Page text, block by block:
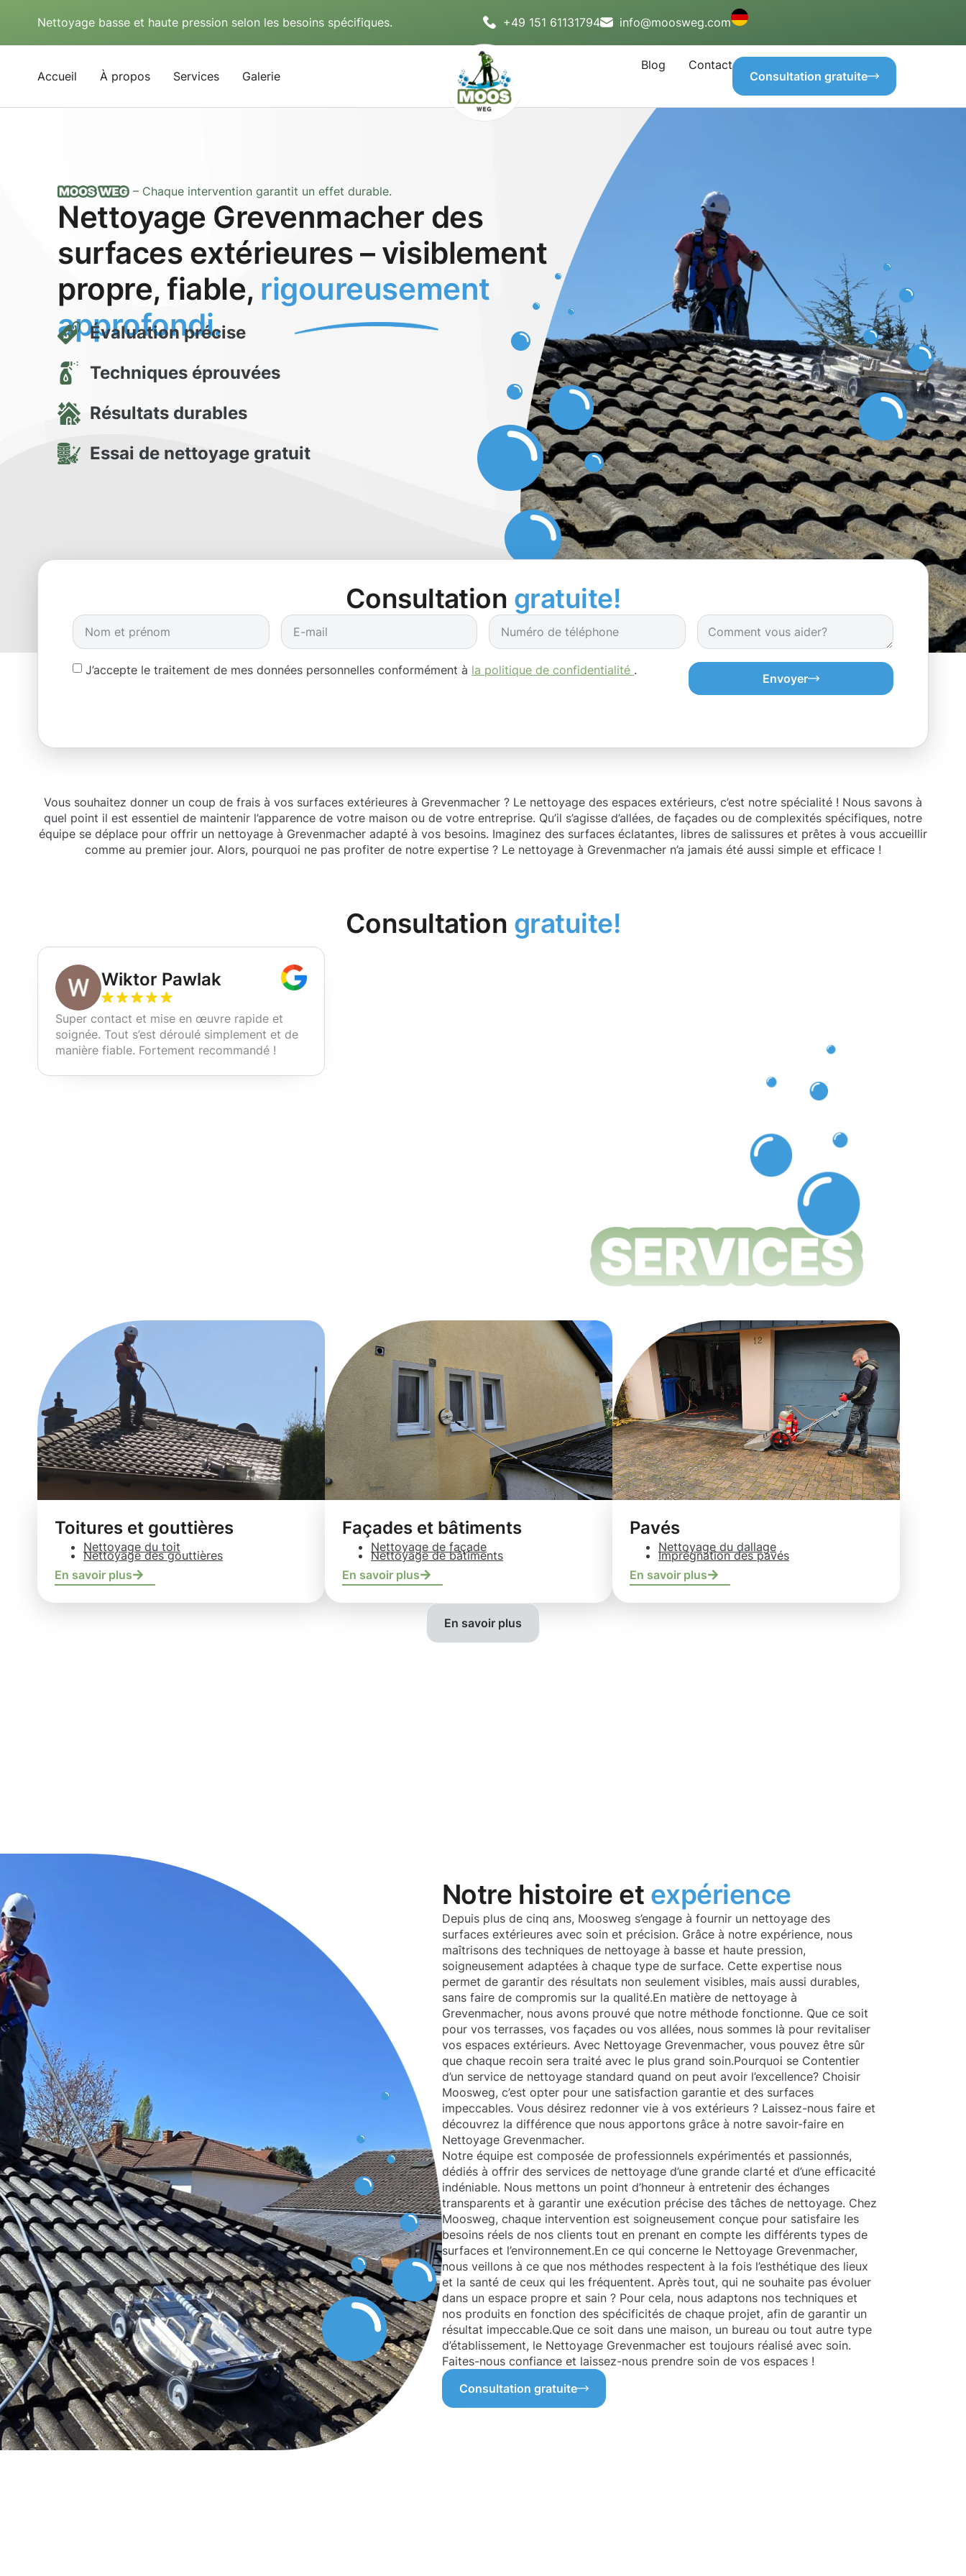
Nettoyage basse et haute pression selon les besoins spécifiques. +49 151 61131794 info@moosweg.com
Accueil À propos Services Galerie
Blog
Contact
Consultation gratuite
– Chaque intervention garantit un effet durable.
Nettoyage Grevenmacher des
surfaces extérieures – visiblement
propre, fiable, rigoureusement
approfondi.
Évaluation précise
Techniques éprouvées
Résultats durables
Essai de nettoyage gratuit
Consultation gratuite!
J’accepte le traitement de mes données personnelles conformément à la politique de confidentialité .
Envoyer
Vous souhaitez donner un coup de frais à vos surfaces extérieures à Grevenmacher ? Le nettoyage des espaces extérieurs, c’est notre spécialité ! Nous savons à
quel point il est essentiel de maintenir l’apparence de votre maison ou de votre entreprise. Qu’il s’agisse d’allées, de façades ou de complexités spécifiques, notre
équipe se déplace pour offrir un nettoyage à Grevenmacher adapté à vos besoins. Imaginez des surfaces éclatantes, libres de salissures et prêtes à vous accueillir
comme au premier jour. Alors, pourquoi ne pas profiter de notre expertise ? Le nettoyage à Grevenmacher n’a jamais été aussi simple et efficace !
Consultation gratuite!
Wiktor Pawlak
Super contact et mise en œuvre rapide et
soignée. Tout s’est déroulé simplement et de
manière fiable. Fortement recommandé !
Toitures et gouttières
Nettoyage du toit
Nettoyage des gouttières
En savoir plus
Façades et bâtiments
Nettoyage de façade
Nettoyage de bâtiments
En savoir plus
Pavés
Nettoyage du dallage
Imprégnation des pavés
En savoir plus
En savoir plus
Notre histoire et expérience
Depuis plus de cinq ans, Moosweg s’engage à fournir un nettoyage des
surfaces extérieures avec soin et précision. Grâce à notre expérience, nous
maîtrisons des techniques de nettoyage à basse et haute pression,
soigneusement adaptées à chaque type de surface. Cette expertise nous
permet de garantir des résultats non seulement visibles, mais aussi durables,
sans faire de compromis sur la qualité.En matière de nettoyage à
Grevenmacher, nous avons prouvé que notre méthode fonctionne. Que ce soit
pour vos terrasses, vos façades ou vos allées, nous sommes là pour revitaliser
vos espaces extérieurs. Avec Nettoyage Grevenmacher, vous pouvez être sûr
que chaque recoin sera traité avec le plus grand soin.Pourquoi se Contentier
d’un service de nettoyage standard quand on peut avoir l’excellence? Choisir
Moosweg, c’est opter pour une satisfaction garantie et des surfaces
impeccables. Vous désirez redonner vie à vos extérieurs ? Laissez-nous faire et
découvrez la différence que nous apportons grâce à notre savoir-faire en
Nettoyage Grevenmacher.
Notre équipe est composée de professionnels expérimentés et passionnés,
dédiés à offrir des services de nettoyage d’une grande clarté et d’une efficacité
indéniable. Nous mettons un point d’honneur à entretenir des échanges
transparents et à garantir une exécution précise des tâches de nettoyage. Chez
Moosweg, chaque intervention est soigneusement conçue pour satisfaire les
besoins réels de nos clients tout en prenant en compte les différents types de
surfaces et l’environnement.En ce qui concerne le Nettoyage Grevenmacher,
nous veillons à ce que nos méthodes respectent à la fois l’esthétique des lieux
et la santé de ceux qui les fréquentent. Après tout, qui ne souhaite pas évoluer
dans un espace propre et sain ? Pour cela, nous adaptons nos techniques et
nos produits en fonction des spécificités de chaque projet, afin de garantir un
résultat impeccable.Que ce soit dans une maison, un bureau ou tout autre type
d’établissement, le Nettoyage Grevenmacher est toujours réalisé avec soin.
Faites-nous confiance et laissez-nous prendre soin de vos espaces !
Consultation gratuite